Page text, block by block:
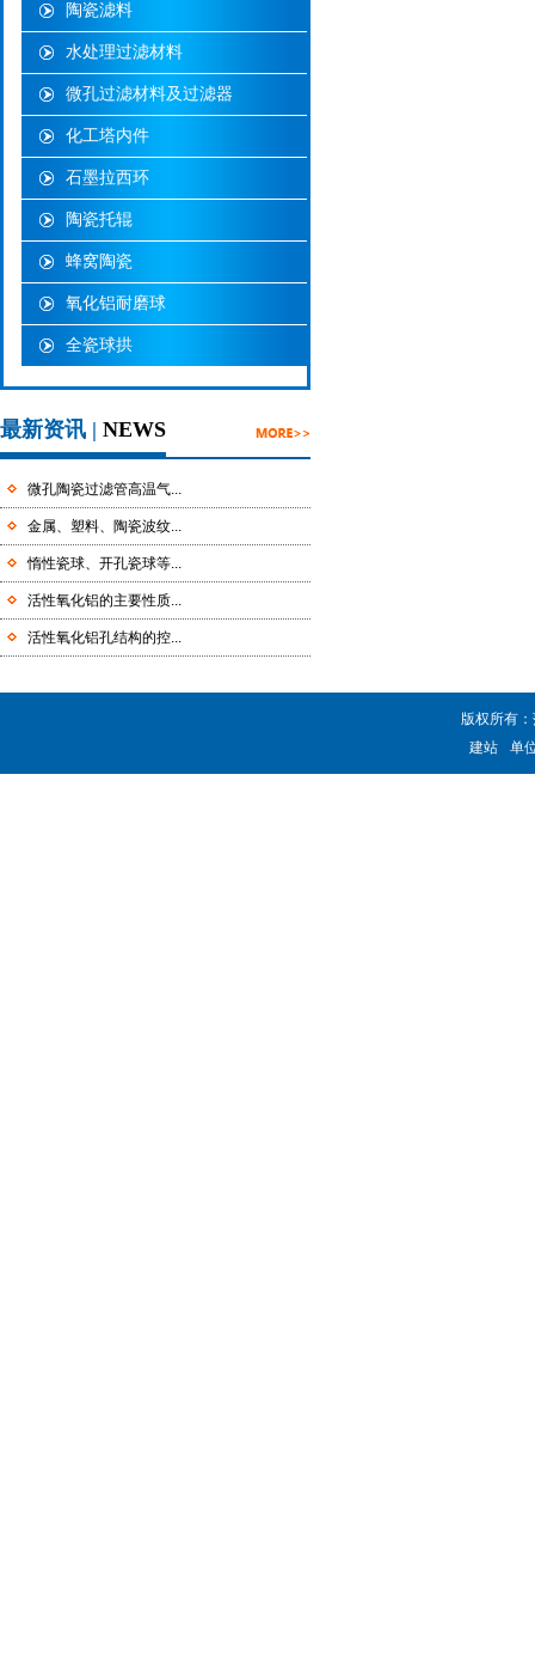
陶瓷滤料
水处理过滤材料
微孔过滤材料及过滤器
化工塔内件
石墨拉西环
陶瓷托辊
蜂窝陶瓷
氧化铝耐磨球
全瓷球拱
最新资讯 | NEWS
微孔陶瓷过滤管高温气...
金属、塑料、陶瓷波纹...
惰性瓷球、开孔瓷球等...
活性氧化铝的主要性质...
活性氧化铝孔结构的控...
版权所有
建站
单